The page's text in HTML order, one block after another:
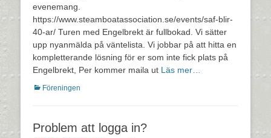
evenemang.
https://www.steamboatassociation.se/events/saf-blir-
40-ar/ Turen med Engelbrekt är fullbokad. Vi sätter
upp nyanmälda på väntelista. Vi jobbar på att hitta en
kompletterande lösning för er som inte fick plats på
Engelbrekt, Per kommer maila ut Läs mer…
Kategorier
Föreningen
Problem att logga in?